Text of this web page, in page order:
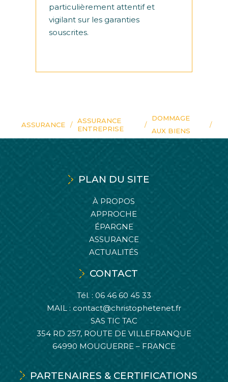
particulièrement attentif et
vigilant sur les garanties
souscrites.
ASSURANCE
ASSURANCE
ENTREPRISE
DOMMAGE
AUX BIENS
PLAN DU SITE
À PROPOS
APPROCHE
ÉPARGNE
ASSURANCE
ACTUALITÉS
CONTACT
Tél. : 06 46 60 45 33
MAIL : contact@christophetenet.fr
SAS TIC TAC
354 RD 257, ROUTE DE VILLEFRANQUE
64990 MOUGUERRE – FRANCE
PARTENAIRES & CERTIFICATIONS